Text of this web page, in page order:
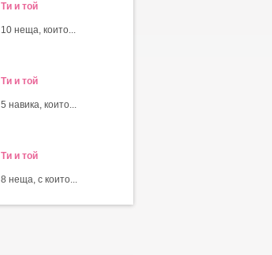
Ти и той
10 неща, които...
Ти и той
5 навика, които...
Ти и той
8 неща, с които...